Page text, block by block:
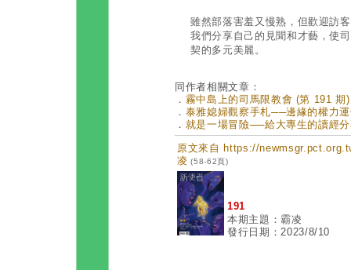
雖然部落害羞又慢熟，但歡迎訪
我們分享自己的見聞和才藝，使
契的多元美麗。
同作者相關文章：
． 霧中島上的司馬限教會 (第 191 期)
． 泰雅媳婦觀察手札──邊緣的權力
． 就是一場冒險──給大專生的讀經
原文來自 https://
凌 (58-62頁)
191
本期主題：霸凌
發行日期：2023/8/10